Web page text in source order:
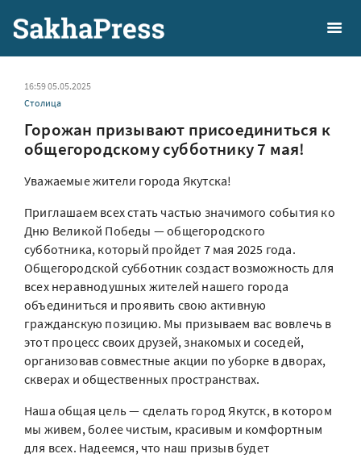
16:59 05.05.2025
Столица
Горожан призывают присоединиться к
общегородскому субботнику 7 мая!
Уважаемые жители города Якутска!
Приглашаем всех стать частью значимого события ко
Дню Великой Победы — общегородского
субботника, который пройдет 7 мая 2025 года.
Общегородской субботник создаст возможность для
всех неравнодушных жителей нашего города
объединиться и проявить свою активную
гражданскую позицию. Мы призываем вас вовлечь в
этот процесс своих друзей, знакомых и соседей,
организовав совместные акции по уборке в дворах,
скверах и общественных пространствах.
Наша общая цель — сделать город Якутск, в котором
мы живем, более чистым, красивым и комфортным
для всех. Надеемся, что наш призыв будет